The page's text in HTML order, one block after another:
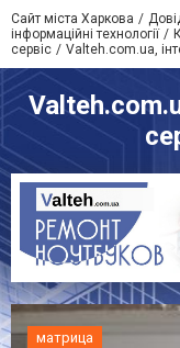
Сайт міста Харкова
інформаційні технології
сервіс
Valteh.com.ua,
матрица